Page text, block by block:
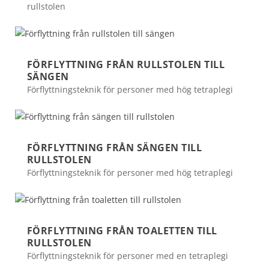
rullstolen
FÖRFLYTTNING FRÅN RULLSTOLEN TILL
SÄNGEN
Förflyttningsteknik för personer med hög tetraplegi
FÖRFLYTTNING FRÅN SÄNGEN TILL
RULLSTOLEN
Förflyttningsteknik för personer med hög tetraplegi
FÖRFLYTTNING FRÅN TOALETTEN TILL
RULLSTOLEN
Förflyttningsteknik för personer med en tetraplegi